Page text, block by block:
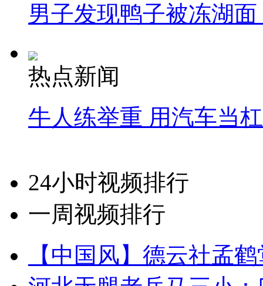
男子发现鸭子被冻湖
热点新闻
牛人练举重 用汽车当
24小时视频排行
一周视频排行
【中国风】德云社孟